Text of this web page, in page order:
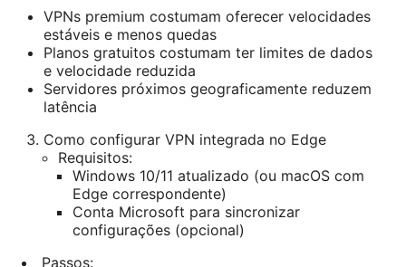
VPNs premium costumam oferecer velocidades
estáveis e menos quedas
Planos gratuitos costumam ter limites de dados
e velocidade reduzida
Servidores próximos geograficamente reduzem
latência
Como configurar VPN integrada no Edge
Requisitos:
Windows 10/11 atualizado (ou macOS com
Edge correspondente)
Conta Microsoft para sincronizar
configurações (opcional)
Passos: